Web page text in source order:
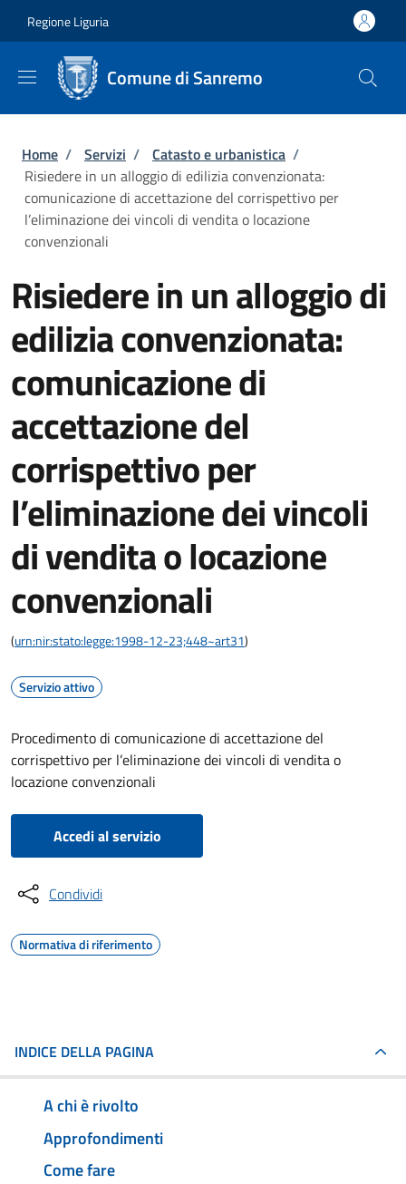
Regione Liguria
Comune di Sanremo
Briciole di pane
Home / Servizi / Catasto e urbanistica /
Risiedere in un alloggio di edilizia convenzionata:
comunicazione di accettazione del corrispettivo per
l’eliminazione dei vincoli di vendita o locazione
convenzionali
Risiedere in un alloggio di
edilizia convenzionata:
comunicazione di
accettazione del
corrispettivo per
l’eliminazione dei vincoli
di vendita o locazione
convenzionali
(urn:nir:stato:legge:1998-12-23;448~art31)
Servizio attivo
Procedimento di comunicazione di accettazione del
corrispettivo per l’eliminazione dei vincoli di vendita o
locazione convenzionali
Accedi al servizio
Condividi
Normativa di riferimento
INDICE DELLA PAGINA
A chi è rivolto
Approfondimenti
Come fare